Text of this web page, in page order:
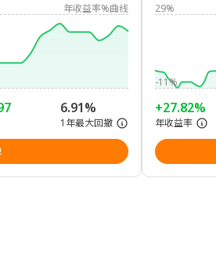
年收益率%曲线
6.91%
1年最大回撤
29%
-11%
+27.82%
年收益率